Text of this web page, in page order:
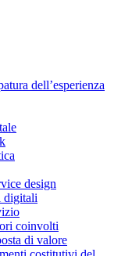
dell’esperienza
design
digitali
coinvolti
di valore